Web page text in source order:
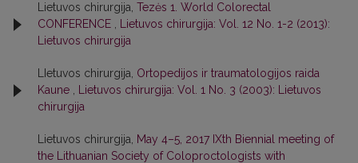
Lietuvos chirurgija, Tezės 1. World Colorectal
CONFERENCE
Lietuvos chirurgija: Vol. 12 No. 1-2 (2013):
Lietuvos chirurgija
LIetuvos chirurgija, Ortopedijos ir traumatologijos raida
Kaune
Lietuvos chirurgija: Vol. 1 No. 3 (2003): Lietuvos
chirurgija
Lietuvos chirurgija,
May 4–5, 2017 IXth Biennial meeting of
the Lithuanian Society of Coloproctologists with